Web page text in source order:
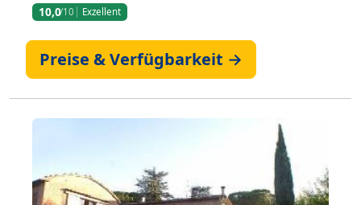
10,0/10 Exzellent
Preise & Verfügbarkeit →